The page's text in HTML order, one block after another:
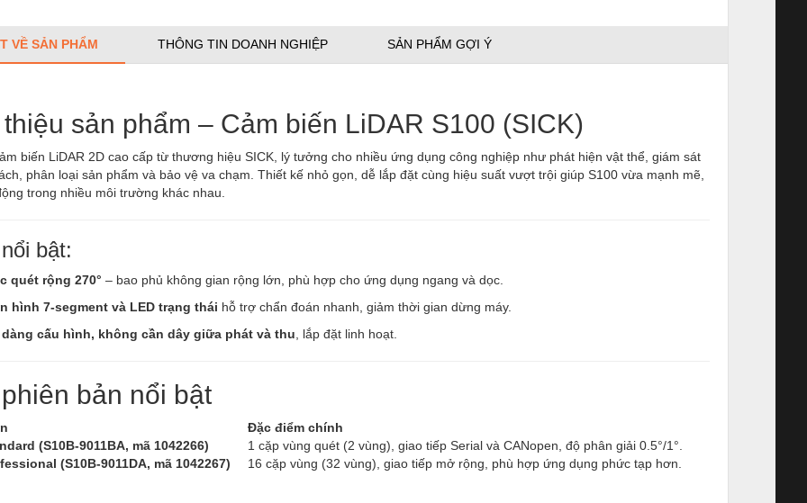
VỀ SẢN PHẨM THÔNG TIN DOANH NGHIỆP SẢN PHẨM GỢI Ý
sản phẩm – Cảm biến LiDAR S100 (SICK)
biến LiDAR 2D cao cấp từ thương hiệu SICK, lý tưởng cho nhiều ứng dụng công nghiệp như phát hiện vật thể, giám sát
phân loại sản phẩm và bảo vệ va chạm. Thiết kế nhỏ gọn, dễ lắp đặt cùng hiệu suất vượt trội giúp S100 vừa mạnh mẽ,
trong nhiều môi trường khác nhau.
bật:
quét rộng 270° – bao phủ không gian rộng lớn, phù hợp cho ứng dụng ngang và dọc.
hình 7-segment và LED trạng thái hỗ trợ chẩn đoán nhanh, giảm thời gian dừng máy.
dàng cấu hình, không cần dây giữa phát và thu , lắp đặt linh hoạt.
bản nổi bật
Đặc điểm chính
(S10B‑9011BA, mã 1042266)
1 cặp vùng quét (2 vùng), giao tiếp Serial và CANopen, độ phân giải 0.5°/1°.
(S10B‑9011DA, mã 1042267)
16 cặp vùng (32 vùng), giao tiếp mở rộng, phù hợp ứng dụng phức tạp hơn.